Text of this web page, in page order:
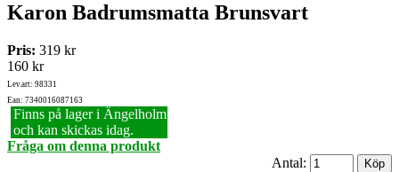
Karon Badrumsmatta Brunsvart
Pris: 319 kr
160 kr
Lev.art: 98331
Ean: 7340016087163
Finns på lager i Ängelholm
och kan skickas idag.
Fråga om denna produkt
Antal: